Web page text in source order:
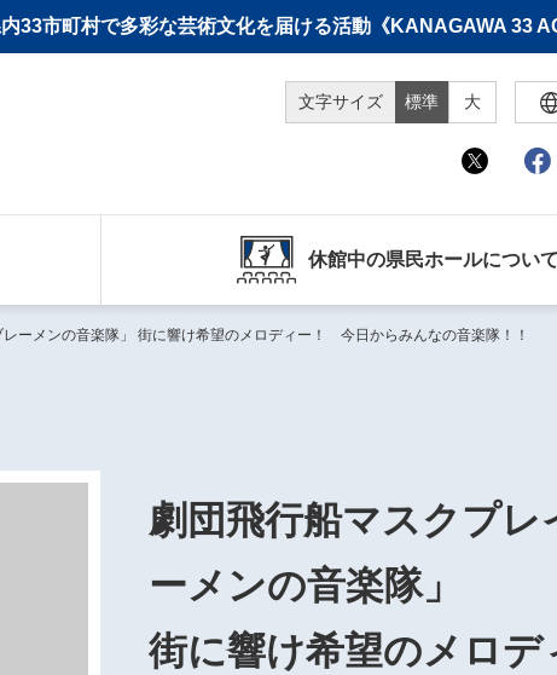
33市町村で多彩な芸術文化を届ける活動《KANAGAWA 33
文字サイズ 標準 大
休館中の県民ホールについて
ーメンの音楽隊」 街に響け希望のメロディー！ 今日からみんなの音楽隊！！
劇団飛行船マスクプ
ーメンの音楽隊」
街に響け希望のメロ